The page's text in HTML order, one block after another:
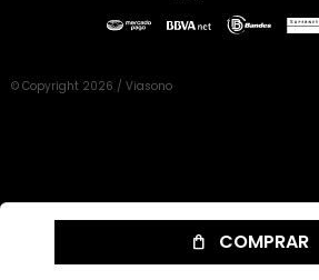
COMPRAR
© Copyright 2026 / Viasono